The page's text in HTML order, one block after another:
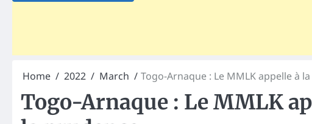
Home 2022 March Togo-Arnaque : Le MMLK appelle à
Togo-Arnaque : Le MMLK